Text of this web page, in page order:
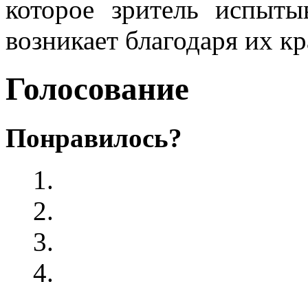
которое зритель
возникает благодаря их
Голосование
Понравилось?